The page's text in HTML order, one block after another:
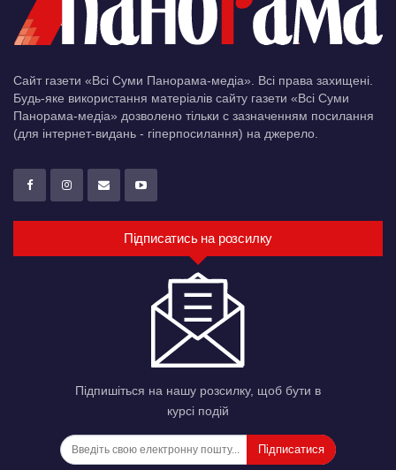
Сайт газети «Всі Суми Панорама-медіа». Всі права захищені.
Будь-яке використання матеріалів сайту газети «Всі Суми
Панорама-медіа» дозволено тільки c зазначенням посилання
(для інтернет-видань - гіперпосилання) на джерело.
Підписатись на розсилку
Підпишіться на нашу розсилку, щоб бути в
курсі подій
Підписатися